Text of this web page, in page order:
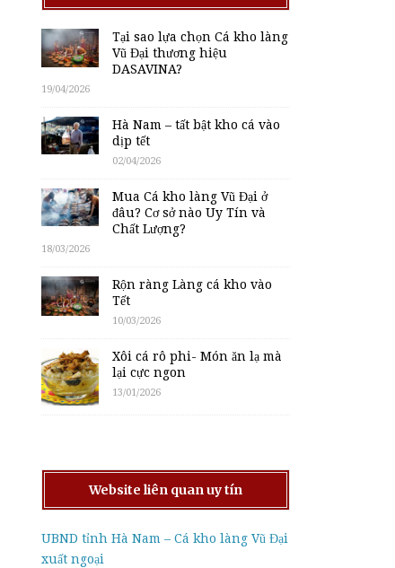
Tại sao lựa chọn Cá kho làng
Vũ Đại thương hiệu
DASAVINA?
19/04/2026
Hà Nam – tất bật kho cá vào
dịp tết
02/04/2026
Mua Cá kho làng Vũ Đại ở
đâu? Cơ sở nào Uy Tín và
Chất Lượng?
18/03/2026
Rộn ràng Làng cá kho vào
Tết
10/03/2026
Xôi cá rô phi- Món ăn lạ mà
lại cực ngon
13/01/2026
Website liên quan uy tín
UBND tỉnh Hà Nam – Cá kho làng Vũ Đại
xuất ngoại